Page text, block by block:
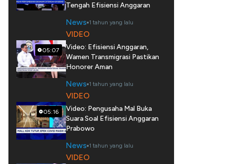
Tengah Efisiensi Anggaran
News 1 tahun yang lalu
05:07
VIDEO
Video: Efisiensi Anggaran,
Wamen Transmigrasi Pastikan
Honorer Aman
News 1 tahun yang lalu
05:16
VIDEO
Video: Pengusaha Mal Buka
Suara Soal Efisiensi Anggaran
Prabowo
News 1 tahun yang lalu
VIDEO